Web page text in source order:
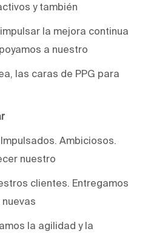
y también
la mejora continua
a nuestro
las caras de PPG para
Ambiciosos.
nuestro
clientes. Entregamos
la agilidad y la